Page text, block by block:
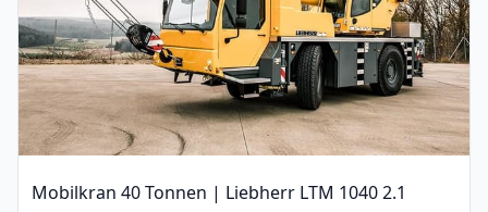
Mobilkran 40 Tonnen | Liebherr LTM 1040 2.1